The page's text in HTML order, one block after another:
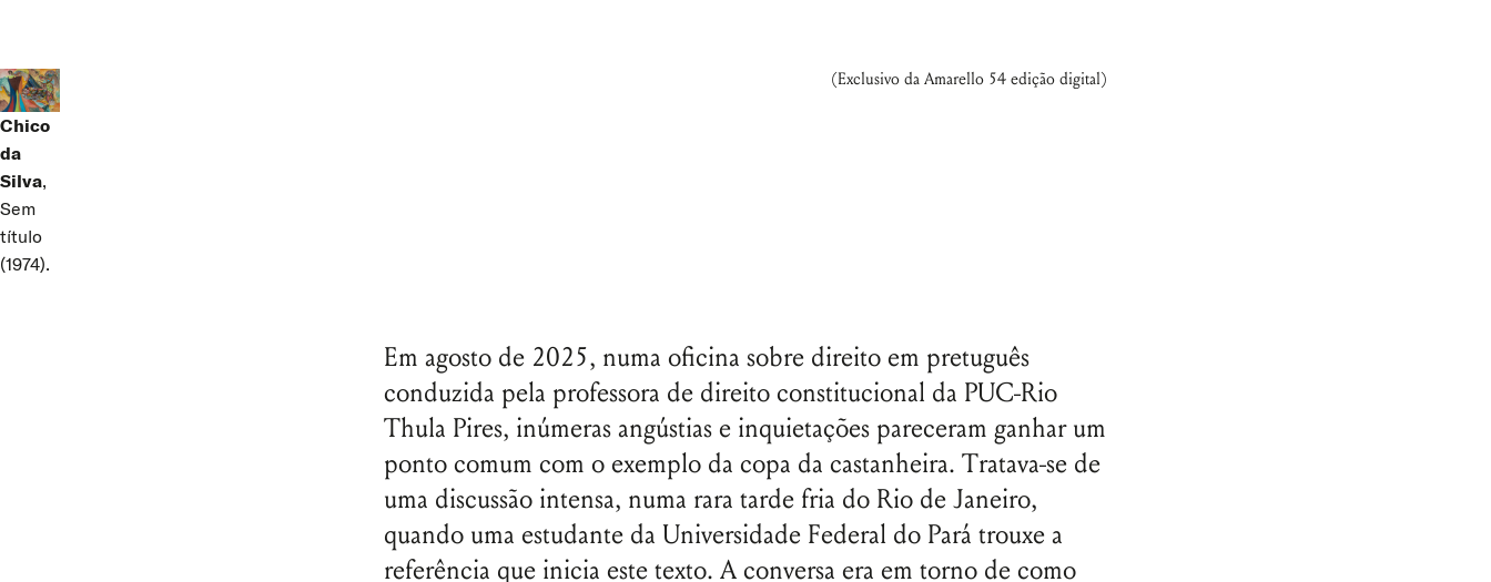
Chico
da
Silva,
Sem
título
(1974).
(Exclusivo da Amarello 54 edição digital)
Em agosto de 2025, numa oficina sobre direito em pretuguês
conduzida pela professora de direito constitucional da PUC-Rio
Thula Pires, inúmeras angústias e inquietações pareceram ganhar um
ponto comum com o exemplo da copa da castanheira. Tratava-se de
uma discussão intensa, numa rara tarde fria do Rio de Janeiro,
quando uma estudante da Universidade Federal do Pará trouxe a
referência que inicia este texto. A conversa era em torno de como